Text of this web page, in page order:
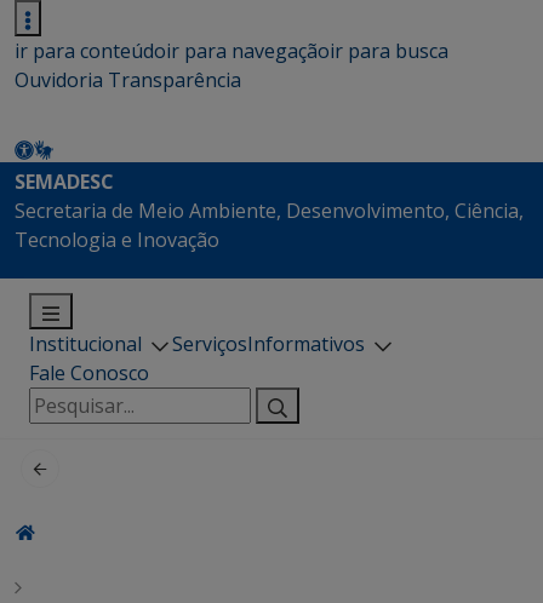
ir para conteúdoir para navegaçãoir para busca
Ouvidoria Transparência
SEMADESC
Secretaria de Meio Ambiente, Desenvolvimento, Ciência,
Tecnologia e Inovação
Institucional ServiçosInformativos
Fale Conosco
Pesquisar
por: